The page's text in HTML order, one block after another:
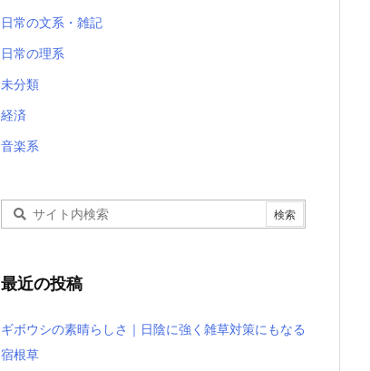
日常の文系・雑記
日常の理系
未分類
経済
音楽系
最近の投稿
ギボウシの素晴らしさ｜日陰に強く雑草対策にもなる
宿根草